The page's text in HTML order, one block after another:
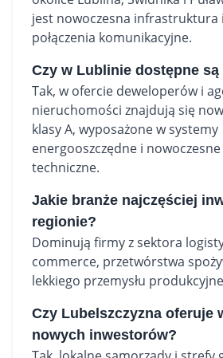
jest nowoczesna infrastruktura
połączenia komunikacyjne.
Czy w Lublinie dostępne są
Tak, w ofercie deweloperów i
nieruchomości znajdują się
klasy A, wyposażone w systemy
energooszczędne i
techniczne.
Jakie branże najczęściej
regionie?
Dominują firmy z sektora
commerce, przetwórstwa
lekkiego przemysłu
Czy Lubelszczyzna oferuje
nowych inwestorów?